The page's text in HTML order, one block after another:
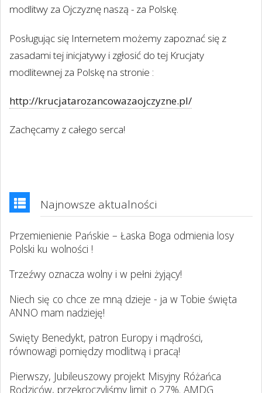
modlitwy za Ojczyznę naszą - za Polskę.
Posługując się Internetem możemy zapoznać się z
zasadami tej inicjatywy i zgłosić do tej Krucjaty
modlitewnej za Polskę na stronie :
http://krucjatarozancowazaojczyzne.pl/
Zachęcamy z całego serca!
Najnowsze aktualności
Przemienienie Pańskie – Łaska Boga odmienia losy
Polski ku wolności !
Trzeźwy oznacza wolny i w pełni żyjący!
Niech się co chce ze mną dzieje - ja w Tobie święta
ANNO mam nadzieję!
Swięty Benedykt, patron Europy i mądrości,
równowagi pomiędzy modlitwą i pracą!
Pierwszy, Jubileuszowy projekt Misyjny Różańca
Rodziców, przekroczyliśmy limit o 27%. AMDG